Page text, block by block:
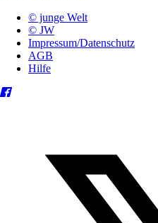
© junge Welt
© JW
Impressum/Datenschutz
AGB
Hilfe